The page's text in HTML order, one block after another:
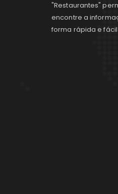
"Restaurantes"
encontre a
forma rápida e